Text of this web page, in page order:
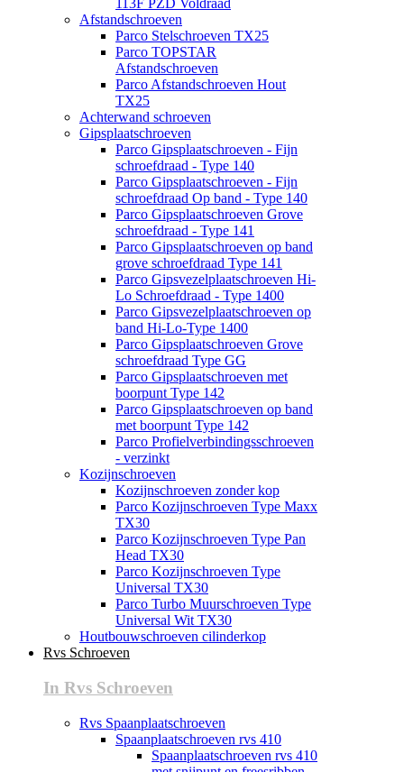
113F PZD Voldraad
Afstandschroeven
Parco Stelschroeven TX25
Parco TOPSTAR
Afstandschroeven
Parco Afstandschroeven Hout
TX25
Achterwand schroeven
Gipsplaatschroeven
Parco Gipsplaatschroeven - Fijn
schroefdraad - Type 140
Parco Gipsplaatschroeven - Fijn
schroefdraad Op band - Type 140
Parco Gipsplaatschroeven Grove
schroefdraad - Type 141
Parco Gipsplaatschroeven op band
grove schroefdraad Type 141
Parco Gipsvezelplaatschroeven Hi-
Lo Schroefdraad - Type 1400
Parco Gipsvezelplaatschroeven op
band Hi-Lo-Type 1400
Parco Gipsplaatschroeven Grove
schroefdraad Type GG
Parco Gipsplaatschroeven met
boorpunt Type 142
Parco Gipsplaatschroeven op band
met boorpunt Type 142
Parco Profielverbindingsschroeven
- verzinkt
Kozijnschroeven
Kozijnschroeven zonder kop
Parco Kozijnschroeven Type Maxx
TX30
Parco Kozijnschroeven Type Pan
Head TX30
Parco Kozijnschroeven Type
Universal TX30
Parco Turbo Muurschroeven Type
Universal Wit TX30
Houtbouwschroeven cilinderkop
Rvs Schroeven
In Rvs Schroeven
Rvs Spaanplaatschroeven
Spaanplaatschroeven rvs 410
Spaanplaatschroeven rvs 410